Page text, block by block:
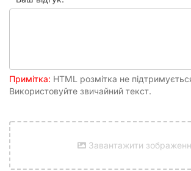
Мова
станції, 18 карт колоди
резерву, 15 карт інтриг, 4
Примітка: HTML розмітка не
Використовуйте звичайний текст.
Завантажити